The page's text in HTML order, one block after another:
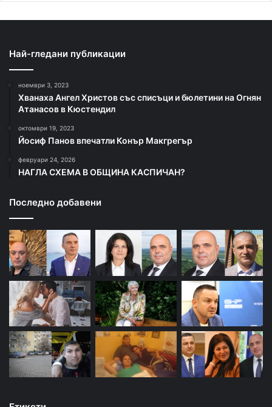
Най-гледани публикации
ноември 3, 2023
Хванаха Ангел Христов със списъци и бюлетини на Огнян
Атанасов в Кюстендил
октомври 19, 2023
Йосиф Панов впечатли Конър Макгрегър
февруари 24, 2026
НАГЛА СХЕМА В ОБЩИНА КАСПИЧАН?
Последно добавени